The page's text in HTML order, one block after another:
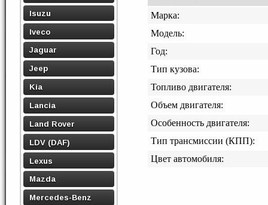
Isuzu
Iveco
Jaguar
Jeep
Kia
Lancia
Land Rover
LDV (DAF)
Lexus
Mazda
Mercedes-Benz
Марка:
Модель:
Год:
Тип кузова:
Топливо двигателя:
Объем двигателя:
Особенность двигателя:
Тип трансмиссии (КПП):
Цвет автомобиля: